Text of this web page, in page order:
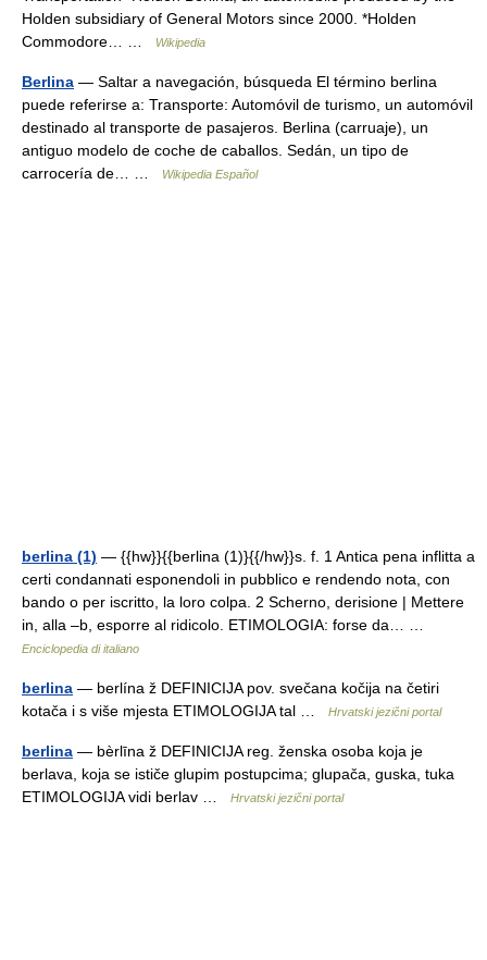
Holden subsidiary of General Motors since 2000. *Holden
Commodore… …
Wikipedia
Berlina — Saltar a navegación, búsqueda El término berlina
puede referirse a: Transporte: Automóvil de turismo, un automóvil
destinado al transporte de pasajeros. Berlina (carruaje), un
antiguo modelo de coche de caballos. Sedán, un tipo de
carrocería de… …
Wikipedia Español
berlina (1) — {{hw}}{{berlina (1)}{{/hw}}s. f. 1 Antica pena inflitta a
certi condannati esponendoli in pubblico e rendendo nota, con
bando o per iscritto, la loro colpa. 2 Scherno, derisione | Mettere
in, alla –b, esporre al ridicolo. ETIMOLOGIA: forse da… …
Enciclopedia di italiano
berlina — berlína ž DEFINICIJA pov. svečana kočija na četiri
kotača i s više mjesta ETIMOLOGIJA tal …
Hrvatski jezični portal
berlina — bèrlīna ž DEFINICIJA reg. ženska osoba koja je
berlava, koja se ističe glupim postupcima; glupača, guska, tuka
ETIMOLOGIJA vidi berlav …
Hrvatski jezični portal